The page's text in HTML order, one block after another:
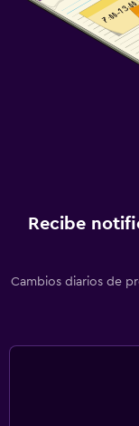
Recibe
Cambios diarios de